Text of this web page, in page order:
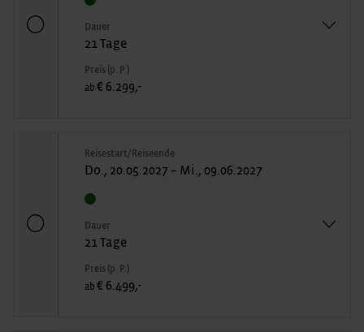
Dauer
21 Tage
Preis (p. P.)
ab € 6.299,-
Reisestart/Reiseende
Do., 20.05.2027 – Mi., 09.06.2027
Dauer
21 Tage
Preis (p. P.)
ab € 6.499,-